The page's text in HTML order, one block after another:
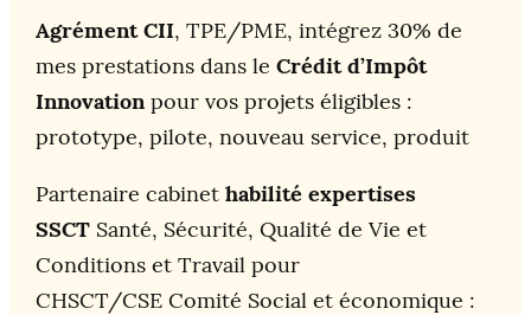
Agrément CII, TPE/PME, intégrez 30% de
mes prestations dans leCrédit d’Impôt
Innovation pour vos projets éligibles :
prototype, pilote, nouveau service, produit
Partenaire cabinethabilité expertises
SSCT Santé, Sécurité, Qualité de Vie et
Conditions et Travail pour
CHSCT/CSE Comité Social et économique :